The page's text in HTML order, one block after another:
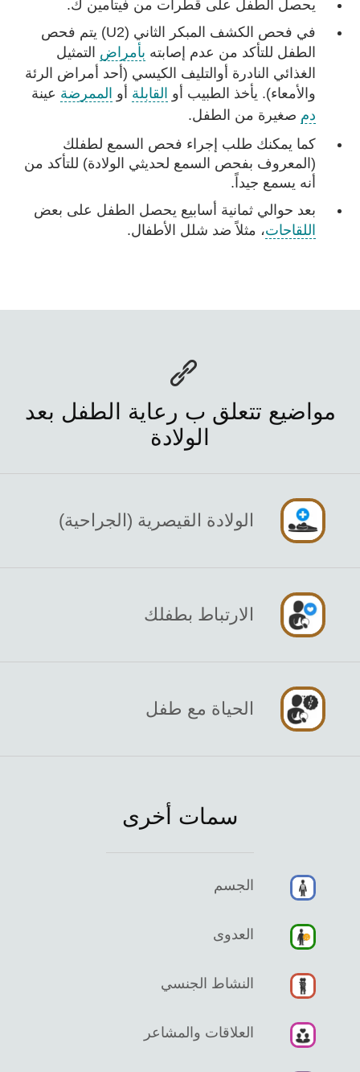
يحصل الطفل على قطرات من فيتامين ك.
في فحص الكشف المبكر الثاني (U2) يتم فحص
الطفل للتأكد من عدم إصابته بأمراض التمثيل
الغذائي النادرة أوالتليف الكيسي (أحد أمراض الرئة
والأمعاء). يأخذ الطبيب أو القابلة أو الممرضة عينة
دم صغيرة من الطفل.
كما يمكنك طلب إجراء فحص السمع لطفلك
(المعروف بفحص السمع لحديثي الولادة) للتأكد من
أنه يسمع جيداً.
بعد حوالي ثمانية أسابيع يحصل الطفل على بعض
اللقاحات، مثلاً ضد شلل الأطفال.
مواضيع تتعلق ب رعاية الطفل بعد
الولادة
الولادة القيصرية (الجراحية)
الارتباط بطفلك
الحياة مع طفل
سمات أخرى
الجسم
العدوى
النشاط الجنسي
العلاقات والمشاعر